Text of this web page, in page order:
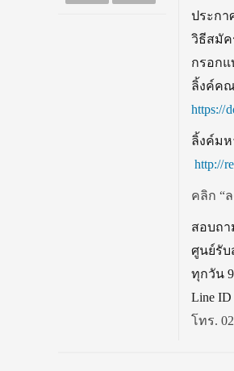
ประกา
วิธีสมัค
กรอก
ลิ้งค์ค
https://
ลิ้งค์มห
http://
คลิก “
สอบถา
ศูนย์รับ
ทุกวัน
Line ID
โทร.